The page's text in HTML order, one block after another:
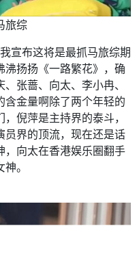
旅综
布这将是最抓马旅综期
扬扬《一路繁花》，确
张蔷、向太、李小冉、
金量啊除了两个年轻的
倪萍是主持界的泰斗，
员界的顶流，现在还是话
，向太在香港娱乐圈翻手
。